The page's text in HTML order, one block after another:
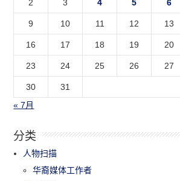
2 3 4 5 6
9 10 11 12 13
16 17 18 19 20
23 24 25 26 27
30
31
« 7月
分类
人物扫描
华裔媒体工作者